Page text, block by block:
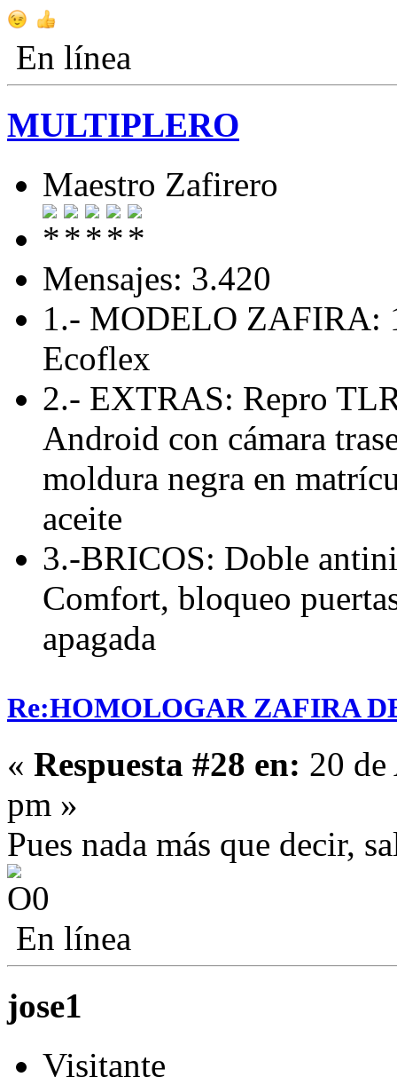
En línea
MULTIPLERO
Maestro Zafirero
Mensajes: 3.420
1.- MODELO ZAFIRA:
Ecoflex
2.- EXTRAS: Repro
Android con cámara
moldura negra en
aceite
3.-BRICOS: Doble
Comfort, bloqueo
apagada
Re:HOMOLOGAR ZAFIRA
« Respuesta #28 en: 20
pm »
Pues nada más que decir,
En línea
jose1
Visitante